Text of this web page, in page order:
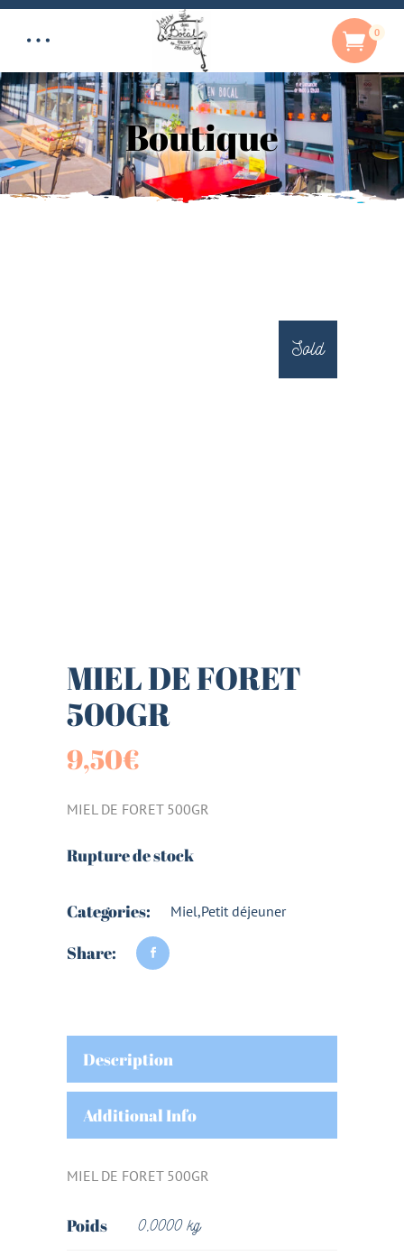
0
Boutique
Sold
MIEL DE FORET
500GR
9,50€
MIEL DE FORET 500GR
Rupture de stock
Categories: Miel,Petit déjeuner
Share:
Description
Additional Info
MIEL DE FORET 500GR
Poids 0,0000 kg